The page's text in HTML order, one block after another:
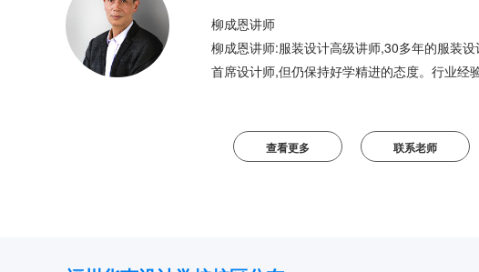
柳成恩讲师
柳成恩讲师:服装设计高级讲师,30多年的服装
首席设计师,但仍保持好学精进的态度。行业经
查看更多 联系老师